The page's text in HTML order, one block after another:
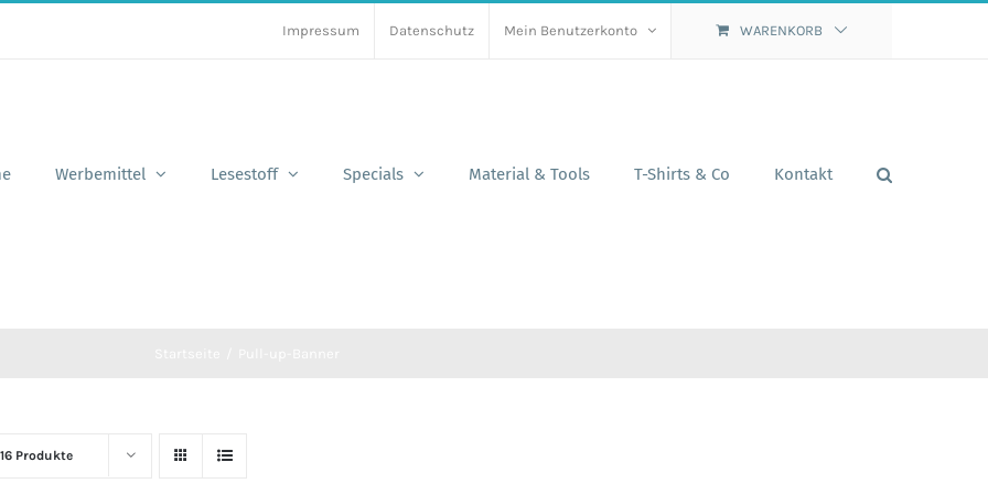
Impressum Datenschutz Mein Benutzerkonto WARENKORB
Werbemittel Lesestoff Specials Material & Tools T-Shirts & Co Kontakt
16 Produkte